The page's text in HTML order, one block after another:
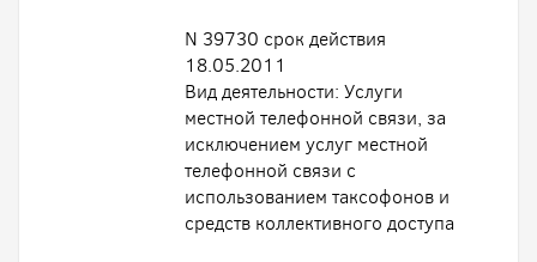
N 39730 срок действия
18.05.2011
Вид деятельности: Услуги
местной телефонной связи, за
исключением услуг местной
телефонной связи с
использованием таксофонов и
средств коллективного доступа